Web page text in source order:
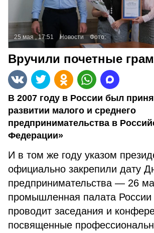
25 мая , 17:51 Новости Фото:
Вручили почетные
В 2007 году в России был
развитии малого и среднего
предпринимательства в
Федерации»
И в том же году указом
официально закрепили дату
предпринимательства — 26
промышленная палата России
проводит заседания и
посвященные